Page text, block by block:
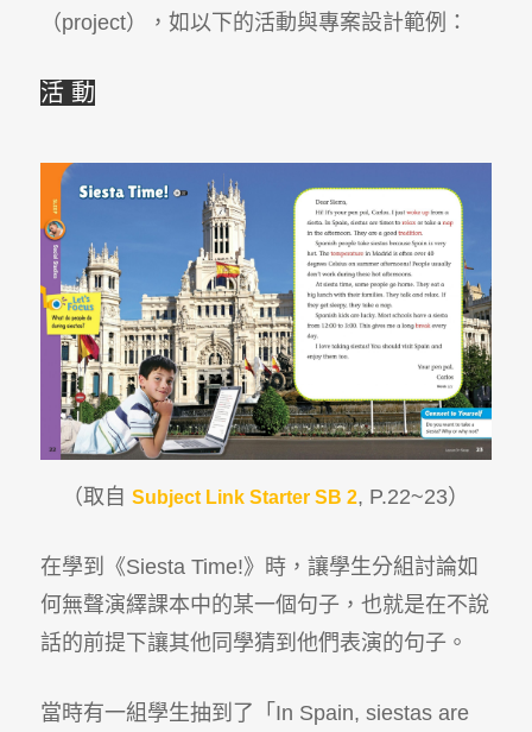
（project），如以下的活動與專案設計範例：
活 動
（取自Subject Link Starter SB 2, P.22~23）
在學到《Siesta Time!》時，讓學生分組討論如
何無聲演繹課本中的某一個句子，也就是在不說
話的前提下讓其他同學猜到他們表演的句子。
當時有一組學生抽到了「In Spain, siestas are